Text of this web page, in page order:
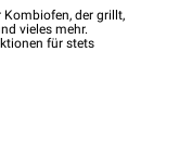
Kombiofen, der grillt,
vieles mehr.
für stets